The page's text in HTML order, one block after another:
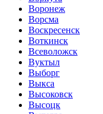
Воронеж
Ворсма
Воскресенск
Воткинск
Всеволожск
Вуктыл
Выборг
Выкса
Высоковск
Высоцк